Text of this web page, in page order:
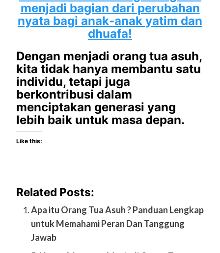
menjadi bagian dari perubahan
nyata bagi anak-anak yatim dan
dhuafa!
Dengan menjadi orang tua asuh,
kita tidak hanya membantu satu
individu, tetapi juga
berkontribusi dalam
menciptakan generasi yang
lebih baik untuk masa depan.
Like this:
Related Posts:
Apa itu Orang Tua Asuh ? Panduan Lengkap
untuk Memahami Peran Dan Tanggung
Jawab